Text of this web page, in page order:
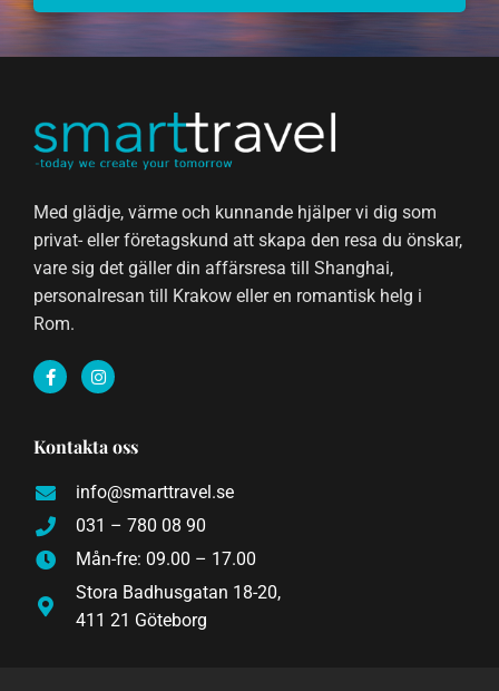
Med glädje, värme och kunnande hjälper vi dig som
privat- eller företagskund att skapa den resa du önskar,
vare sig det gäller din affärsresa till Shanghai,
personalresan till Krakow eller en romantisk helg i
Rom.
F
a
c
o
k
-
f
I
n
s
g
a
m
Kontakta oss
info@smarttravel.se
031 – 780 08 90
Mån-fre: 09.00 – 17.00
Stora Badhusgatan 18-20,
411 21 Göteborg